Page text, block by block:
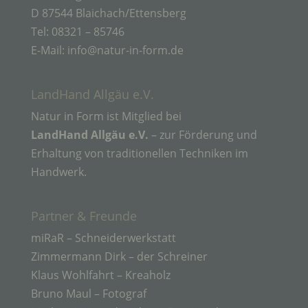
D 87544 Blaichach/Ettensberg
Tel: 08321 – 85746
E-Mail: info@natur-in-form.de
LandHand Allgäu e.V.
Natur in Form ist Mitglied bei
LandHand Allgäu e.V. – zur Förderung und
Erhaltung von traditionellen Techniken im
Handwerk.
Partner & Freunde
miRaR – Schneiderwerkstatt
Zimmermann Dirk – der Schreiner
Klaus Wohlfahrt – Kreaholz
Bruno Maul – Fotograf
sozialen Identität dieser natürlichen Person sind,
Betroffene Person ist jede identifizierte oder
identifizierbare natürliche Person, deren
personenbezogene Daten von dem für die
Verarbeitung Verantwortlichen verarbeitet werden.
Verarbeitung ist jeder mit oder ohne Hilfe
automatisierter Verfahren ausgeführte Vorgang
Zusammenhang mit personenbezogenen Daten
wie das Erheben, das Erfassen, die Organisation,
Veränderung, das Auslesen, das Abfragen, die